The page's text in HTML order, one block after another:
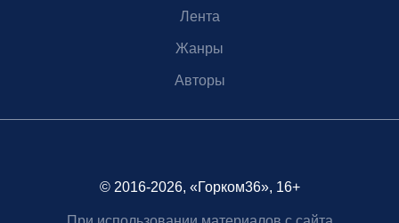
Лента
Жанры
Авторы
© 2016-2026, «Горком36», 16+